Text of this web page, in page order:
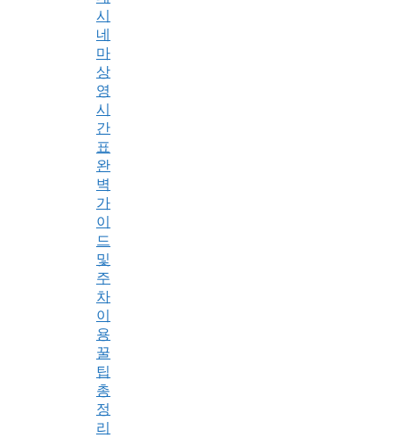
시
네
마
상
영
시
간
표
완
벽
가
이
드
및
주
차
이
용
꿀
팁
총
정
리